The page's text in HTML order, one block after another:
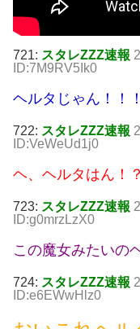
721: スタレZZZ速報
ID:7M9RV5Ik0
ヘルタじゃん！！！
722: スタレZZZ速報
ID:VeWeUd1j0
ヘ、ヘルタはん！？
723: スタレZZZ速報
ID:g0mrzLzX0
この魔女みたいの
724: スタレZZZ速報
ID:e6EWwHlz0